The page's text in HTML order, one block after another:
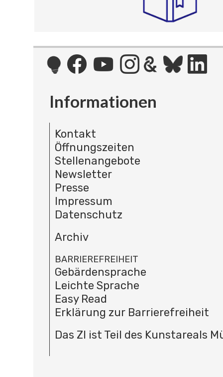
Informationen
Kontakt
Öffnungszeiten
Stellenangebote
Newsletter
Presse
Impressum
Datenschutz
Archiv
BARRIEREFREIHEIT
Gebärdensprache
Leichte Sprache
Easy Read
Erklärung zur Barrierefreiheit
Das ZI ist Teil des Kunstareals